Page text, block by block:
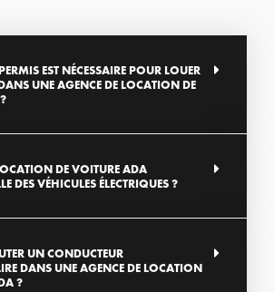
EST NÉCESSAIRE POUR LOUER
UNE AGENCE DE LOCATION DE
DE VOITURE ADA
DES VÉHICULES ÉLECTRIQUES ?
UN CONDUCTEUR
DANS UNE AGENCE DE LOCATION
?